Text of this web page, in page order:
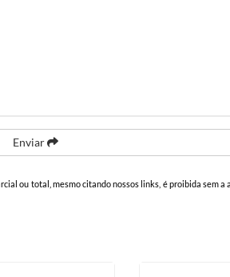
Enviar
ou total, mesmo citando nossos links, é proibida sem